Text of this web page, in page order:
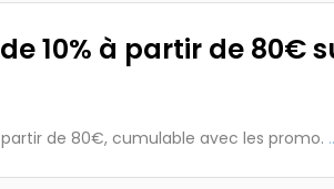
10% à partir de 80€
partir de 80€, cumulable avec les promo.